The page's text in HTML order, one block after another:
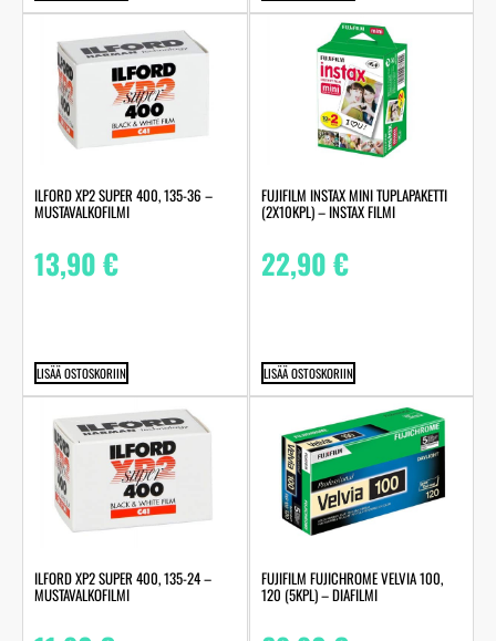
ILFORD XP2 SUPER 400, 135-36 –
MUSTAVALKOFILMI
13,90€
LISÄÄ OSTOSKORIIN
FUJIFILM INSTAX MINI TUPLAPAKETTI
(2X10KPL) – INSTAX FILMI
22,90€
LISÄÄ OSTOSKORIIN
ILFORD XP2 SUPER 400, 135-24 –
MUSTAVALKOFILMI
FUJIFILM FUJICHROME VELVIA 100,
120 (5KPL) – DIAFILMI